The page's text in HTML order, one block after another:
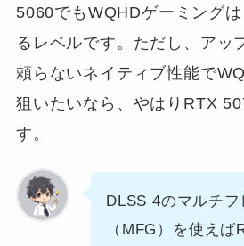
5060でもWQHDゲーミングは
るレベルです。ただし、アッ
頼らないネイティブ性能で
狙いたいなら、やはりRTX
す。
DLSS 4のマルチ
（MFG）を使えば